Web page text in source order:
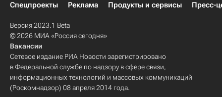
Спецпроекты
Реклама Продукты и сервисы Пресс-
Версия 2023.1 Beta
© 2026 МИА «Россия сегодня»
Вакансии
Сетевое издание РИА Новости зарегистрировано
в Федеральной службе по надзору в сфере связи,
информационных технологий и массовых коммуникаций
(Роскомнадзор) 08 апреля 2014 года.